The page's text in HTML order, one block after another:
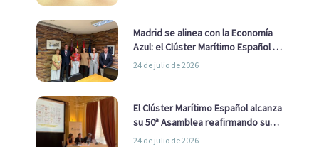
Madrid se alinea con la Economía
Azul: el Clúster Marítimo Español y
la Real Liga Naval avanzan alianzas
24 de julio de 2026
El Clúster Marítimo Español alcanza
su 50ª Asamblea reafirmando su
liderazgo en la Economía Azul
24 de julio de 2026